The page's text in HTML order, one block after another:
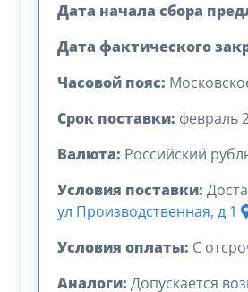
Дата начала сбора
Дата фактического
Часовой пояс:
Срок поставки: февраль
Валюта: Российский
Условия поставки:
ул Производственная, д 1
Условия оплаты: C
Аналоги: Допускается